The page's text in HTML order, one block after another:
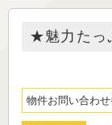
★魅力たっ
物件お問い合わ